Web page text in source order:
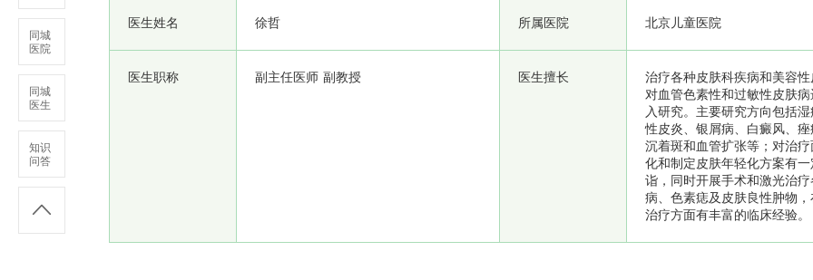
同城
医院
同城
医生
知识
问答
医生姓名 徐哲 所属医院 北京儿童医院
医生职称 副主任医师 副教授 医生擅长
治疗各种皮肤科疾病和美容性
对血管色素性和过敏性皮肤病
入研究。主要研究方向包括
性皮炎、银屑病、白癜风、
沉着斑和血管扩张等；对治
化和制定皮肤年轻化方案有一
诣，同时开展手术和激光治疗
病、色素痣及皮肤良性肿物，
治疗方面有丰富的临床经验。